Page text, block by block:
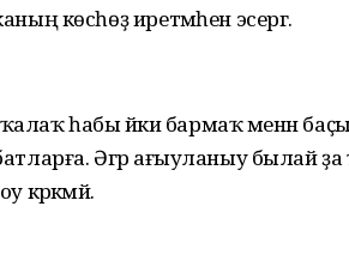
көсһөҙ иретмәһен эсергә.
ҡалаҡ һабы йәки бармаҡ менән
Әгәр ағыуланыу былай ҙа
кәрәкмәй.